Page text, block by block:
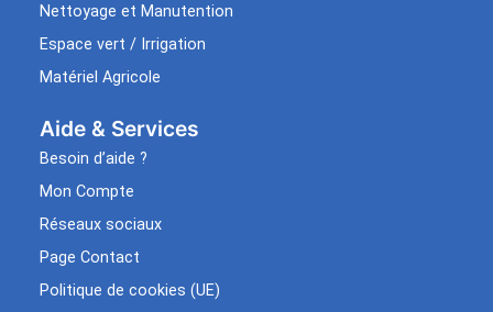
Nettoyage et Manutention
Espace vert / Irrigation
Matériel Agricole
Aide & Services​
Besoin d’aide ?
Mon Compte
Réseaux sociaux
Page Contact
Politique de cookies (UE)